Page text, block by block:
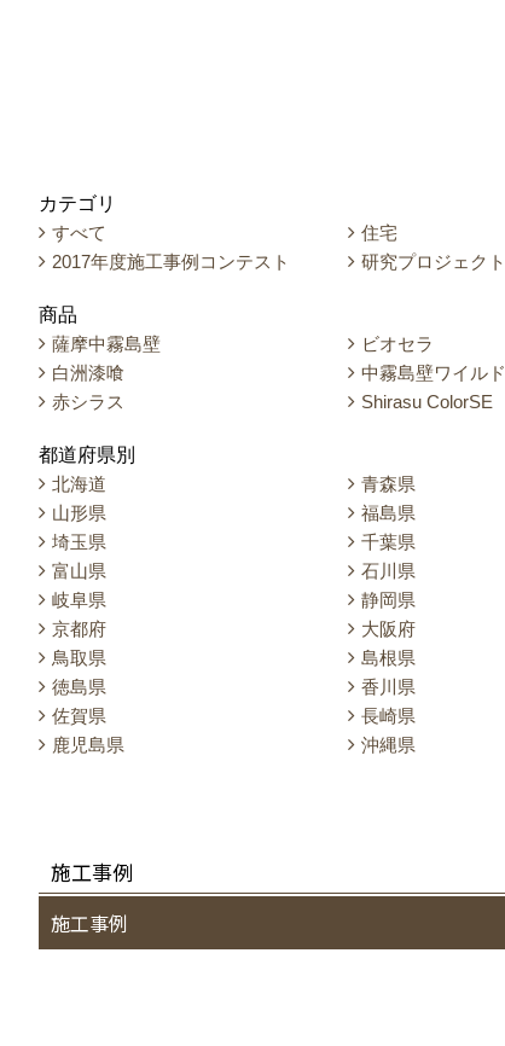
カテゴリ
すべて
住宅
2017年度施工事例コンテスト
研究プロジェクト
商品
薩摩中霧島壁
ビオセラ
白洲漆喰
中霧島壁ワイルド
赤シラス
Shirasu ColorSE
都道府県別
北海道
青森県
山形県
福島県
埼玉県
千葉県
富山県
石川県
岐阜県
静岡県
京都府
大阪府
鳥取県
島根県
徳島県
香川県
佐賀県
長崎県
鹿児島県
沖縄県
施工事例
施工事例